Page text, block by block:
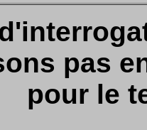
pas
pour le